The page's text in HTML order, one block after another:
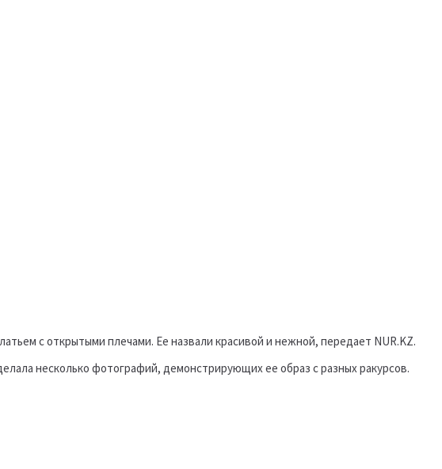
с открытыми плечами. Ее назвали красивой и нежной, передает NUR.KZ.
несколько фотографий, демонстрирующих ее образ с разных ракурсов.